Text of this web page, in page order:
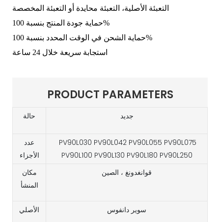
التعبئة الأصلية، التعبئة محايدة أو التعبئة المخصصة
حماية جودة المنتج بنسبة 100%
حماية الشحن في الوقت المحدد بنسبة 100%
PRODUCT PARAMETERS
حالة جديد
عدد
الأجزاء
PV90L030 PV90L042 PV90L055 PV90L075
PV90L100 PV90L130 PV90L180 PV90L250
مكان
المنشأ
قوانغدونغ ، الصين
الأصلي سوير دانفوس